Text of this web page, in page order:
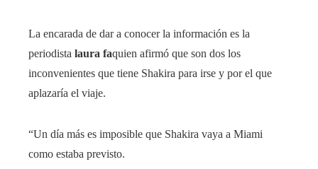
La encarada de dar a conocer la información es la
periodista laura faquien afirmó que son dos los
inconvenientes que tiene Shakira para irse y por el que
aplazaría el viaje.
“Un día más es imposible que Shakira vaya a Miami
como estaba previsto.